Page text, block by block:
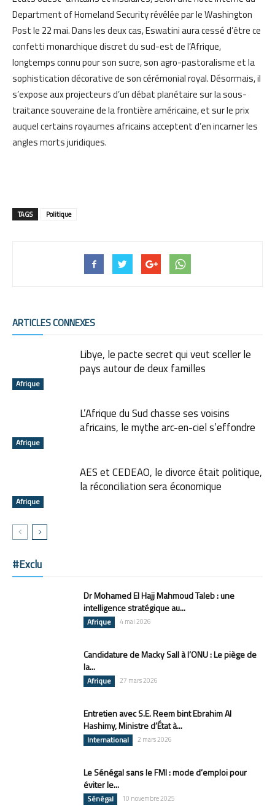
Department of Homeland Security révélée par le Washington
Post le 22 mai. Dans les deux cas, Eswatini aura cessé d’être ce
confetti monarchique discret du sud-est de l’Afrique,
longtemps connu pour son sucre, son agro-pastoralisme et la
sophistication décorative de son cérémonial royal. Désormais, il
s’expose aux projecteurs d’un débat planétaire sur la sous-
traitance souveraine de la frontière américaine, et sur le prix
auquel certains royaumes africains acceptent d’en incarner les
angles morts juridiques.
TAGS Politique
ARTICLES CONNEXES
Afrique
Libye, le pacte secret qui veut sceller le
pays autour de deux familles
Afrique
L’Afrique du Sud chasse ses voisins
africains, le mythe arc-en-ciel s’effondre
Afrique
AES et CEDEAO, le divorce était politique,
la réconciliation sera économique
#Exclu
Dr Mohamed El Hajj Mahmoud Taleb : une
intelligence stratégique au...
Afrique 4 mai 2026
Candidature de Macky Sall à l’ONU : Le piège de
la...
Afrique 27 mars 2026
Entretien avec S.E. Reem bint Ebrahim Al
Hashimy, Ministre d’État à...
International 2 mars 2026
Le Sénégal sans le FMI : mode d’emploi pour
éviter le...
Sénégal 10 novembre 2025